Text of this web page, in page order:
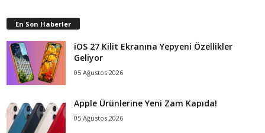
En Son Haberler
iOS 27 Kilit Ekranına Yepyeni Özellikler
Geliyor
05 Ağustos 2026
Apple Ürünlerine Yeni Zam Kapıda!
05 Ağustos 2026